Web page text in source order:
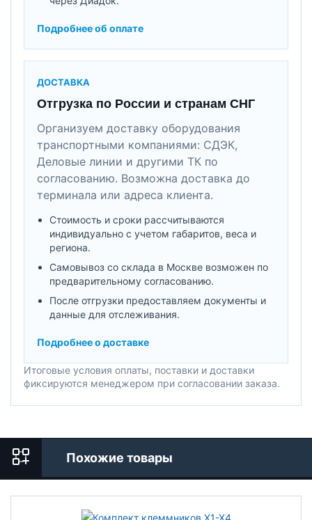
Подробнее об оплате
ДОСТАВКА
Отгрузка по России и странам СНГ
Организуем доставку оборудования
транспортными компаниями: СДЭК,
Деловые линии и другими ТК по
согласованию. Возможна доставка до
терминала или адреса клиента.
Стоимость и сроки рассчитываются
индивидуально с учетом габаритов, веса и
региона.
Самовывоз со склада в Москве возможен по
предварительному согласованию.
После отгрузки предоставляем документы и
данные для отслеживания.
Подробнее о доставке
Итоговые условия оплаты, поставки и доставки
фиксируются менеджером при согласовании заказа.
Похожие товары